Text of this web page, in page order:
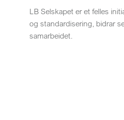
LB Selskapet er et felles
og standardisering, bidrar
samarbeidet.